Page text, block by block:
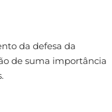
da defesa da
de suma importância